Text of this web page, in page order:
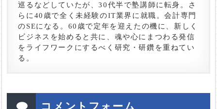
巡るなどしていたが、30代半で塾講師に転身。さ
らに40歳で全く未経験のIT業界に就職。会計専門
のSEになる。60歳で定年を迎えたの機に、新しく
ビジネスを始めると共に、魂や心にまつわる発信
をライフワークにするべく研究・研鑽を重ねてい
る。
コメントフォーム